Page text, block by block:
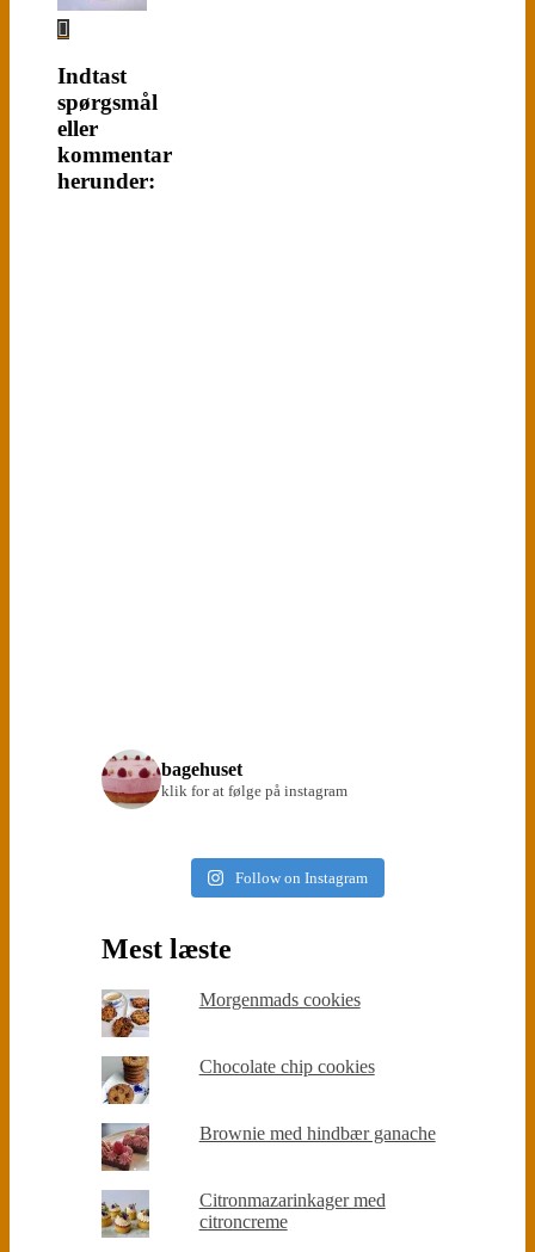
Indtast
spørgsmål
eller
kommentar
herunder:
bagehuset
klik for at følge på instagram
Follow on Instagram
Mest læste
Morgenmads cookies
Chocolate chip cookies
Brownie med hindbær ganache
Citronmazarinkager med
citroncreme